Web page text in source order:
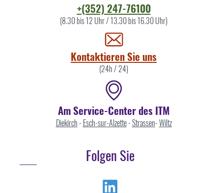
+(352) 247-76100
(8.30 bis 12 Uhr / 13.30 bis 16.30 Uhr)
Kontaktieren Sie uns
(24h / 24)
Am Service-Center des ITM
Diekirch- Esch-sur-Alzette-Strassen-Wiltz
Folgen Sie